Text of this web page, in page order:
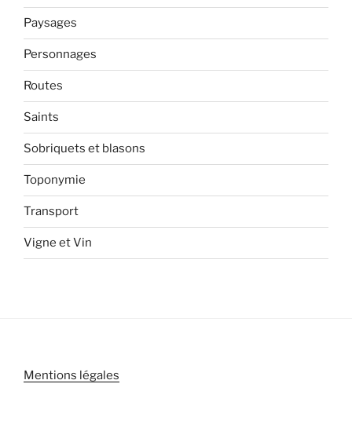
Paysages
Personnages
Routes
Saints
Sobriquets et blasons
Toponymie
Transport
Vigne et Vin
Mentions légales